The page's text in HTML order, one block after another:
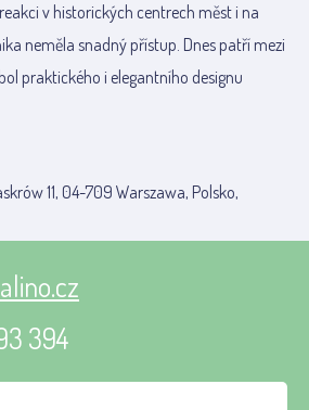
v historických centrech měst i na
neměla snadný přístup. Dnes patří mezi
praktického i elegantního designu
11, 04-709 Warszawa, Polsko,
394